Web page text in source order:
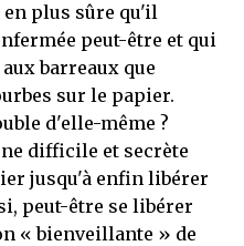
en plus sûre qu'il
peut-être et qui
barreaux que
sur le papier.
d'elle-même ?
difficile et secrète
jusqu'à enfin libérer
peut-être se libérer
« bienveillante » de